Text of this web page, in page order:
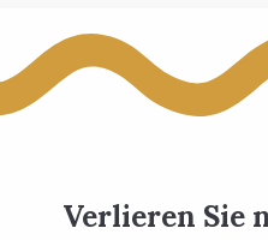
Verlieren Sie